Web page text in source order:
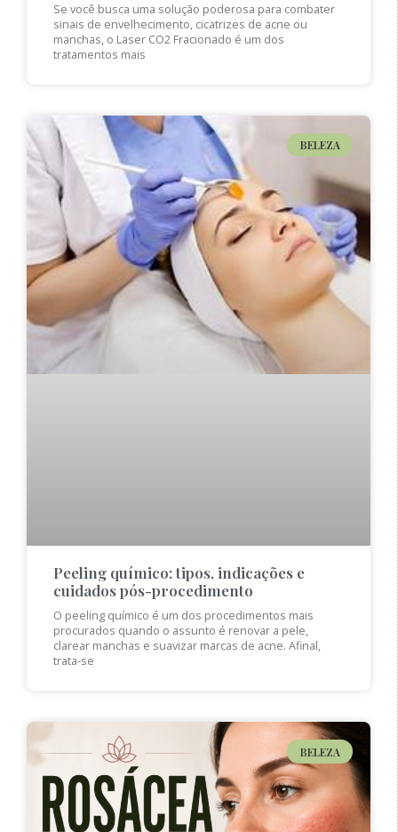
Se você busca uma solução poderosa para combater
sinais de envelhecimento, cicatrizes de acne ou
manchas, o Laser CO2 Fracionado é um dos
tratamentos mais
BELEZA
Peeling químico: tipos, indicações e
cuidados pós-procedimento
O peeling químico é um dos procedimentos mais
procurados quando o assunto é renovar a pele,
clarear manchas e suavizar marcas de acne. Afinal,
trata-se
BELEZA